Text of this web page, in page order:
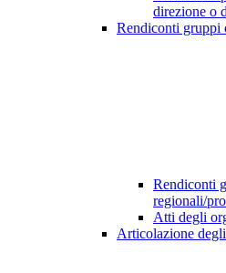
direzione o
Rendiconti gruppi
Rendiconti
regionali/
Atti degli
Articolazione